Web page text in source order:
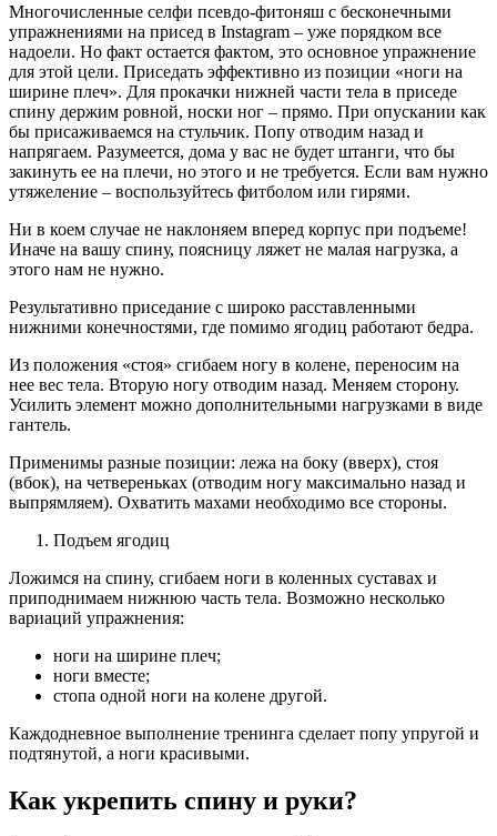
Многочисленные селфи псевдо-фитоняш с бесконечными
упражнениями на присед в Instagram – уже порядком все
надоели. Но факт остается фактом, это основное упражнение
для этой цели. Приседать эффективно из позиции «ноги на
ширине плеч». Для прокачки нижней части тела в приседе
спину держим ровной, носки ног – прямо. При опускании как
бы присаживаемся на стульчик. Попу отводим назад и
напрягаем. Разумеется, дома у вас не будет штанги, что бы
закинуть ее на плечи, но этого и не требуется. Если вам нужно
утяжеление – воспользуйтесь фитболом или гирями.
Ни в коем случае не наклоняем вперед корпус при подъеме!
Иначе на вашу спину, поясницу ляжет не малая нагрузка, а
этого нам не нужно.
Результативно приседание с широко расставленными
нижними конечностями, где помимо ягодиц работают бедра.
Из положения «стоя» сгибаем ногу в колене, переносим на
нее вес тела. Вторую ногу отводим назад. Меняем сторону.
Усилить элемент можно дополнительными нагрузками в виде
гантель.
Применимы разные позиции: лежа на боку (вверх), стоя
(вбок), на четвереньках (отводим ногу максимально назад и
выпрямляем). Охватить махами необходимо все стороны.
Подъем ягодиц
Ложимся на спину, сгибаем ноги в коленных суставах и
приподнимаем нижнюю часть тела. Возможно несколько
вариаций упражнения:
ноги на ширине плеч;
ноги вместе;
стопа одной ноги на колене другой.
Каждодневное выполнение тренинга сделает попу упругой и
подтянутой, а ноги красивыми.
Как укрепить спину и руки?